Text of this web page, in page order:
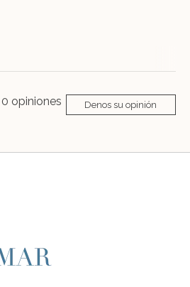
0 opiniones Denos su opinión